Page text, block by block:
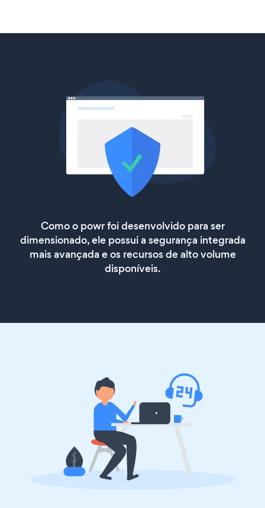
Como o powr foi desenvolvido para ser
dimensionado, ele possui a segurança integrada
mais avançada e os recursos de alto volume
disponíveis.